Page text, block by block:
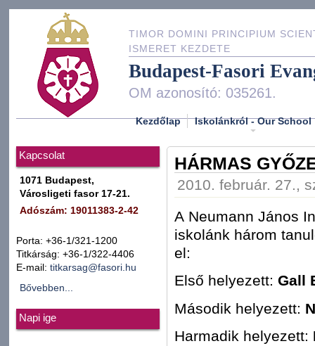
TIMOR DOMINI PRINCIPIUM
ISMERET KEZDETE
Budapest-Fasori
OM azonosító: 035261.
Kezdőlap Iskolánkról - Our School
Kapcsolat
1071 Budapest,
Városligeti fasor 17-21.
Adószám: 19011383-2-42
Porta: +36-1/321-1200
Titkárság: +36-1/322-4406
E-mail: titkarsag@fasori.hu
Bővebben...
Napi ige
HÁRMAS
2010. február. 27.,
A Neumann János
iskolánk három
el:
Első helyezett: Gall
Második helyezett:
Harmadik helyezett: